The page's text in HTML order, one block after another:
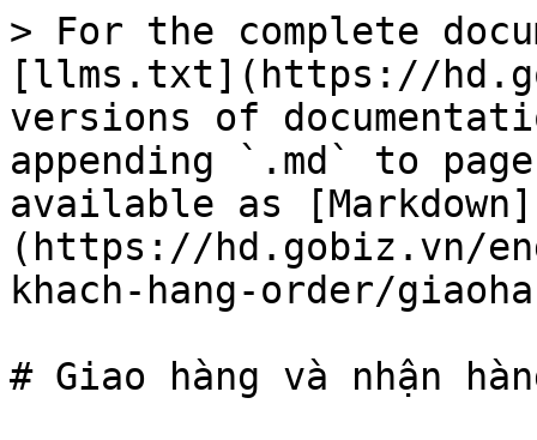
> For the complete
[llms.txt](https://
versions of
appending `.md` to
available as [Markdown]
(https://hd.gobiz.vn/
khach-hang-order/
# Giao hàng và nhận